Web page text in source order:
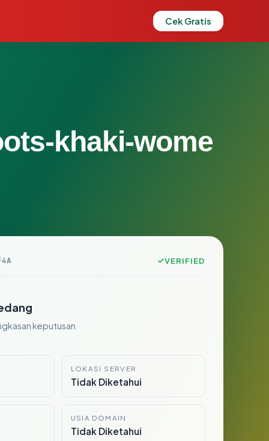
Cek Gratis
khaki-wome
VERIFIED
keputusan
LOKASI SERVER
Tidak Diketahui
USIA DOMAIN
Tidak Diketahui